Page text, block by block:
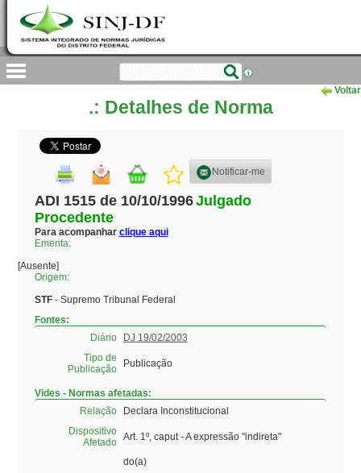
Voltar
.: Detalhes de Norma
Notificar-me
ADI 1515 de 10/10/1996Julgado
Procedente
Para acompanhar clique aqui
Ementa:
[Ausente]
Origem:
STF- Supremo Tribunal Federal
Fontes:
Diário
DJ 19/02/2003
Tipo de
Publicação
Publicação
Vides - Normas afetadas:
Relação
Declara Inconstitucional
Dispositivo
Afetado Art. 1º, caput - A expressão "indireta"
do(a)